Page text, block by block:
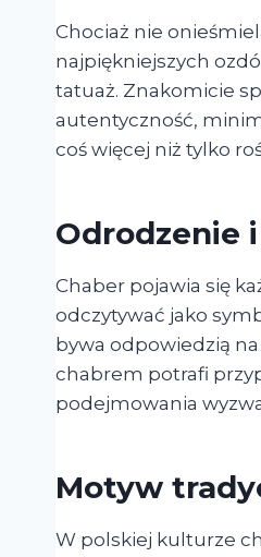
Chociaż nie
najpiękniejszych
tatuaż. Znakomicie
autentyczność,
coś więcej niż tylko
Odrodzenie
Chaber pojawia się
odczytywać jako
bywa odpowiedzią
chabrem potrafi
podejmowania
Motyw
W polskiej kulturze